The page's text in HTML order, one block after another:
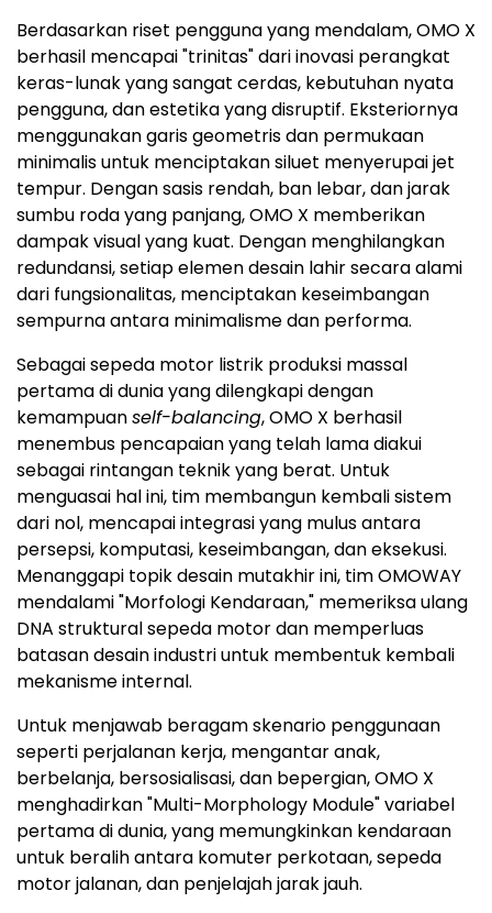
Berdasarkan riset pengguna yang mendalam, OMO X
berhasil mencapai "trinitas" dari inovasi perangkat
keras-lunak yang sangat cerdas, kebutuhan nyata
pengguna, dan estetika yang disruptif. Eksteriornya
menggunakan garis geometris dan permukaan
minimalis untuk menciptakan siluet menyerupai jet
tempur. Dengan sasis rendah, ban lebar, dan jarak
sumbu roda yang panjang, OMO X memberikan
dampak visual yang kuat. Dengan menghilangkan
redundansi, setiap elemen desain lahir secara alami
dari fungsionalitas, menciptakan keseimbangan
sempurna antara minimalisme dan performa.
Sebagai sepeda motor listrik produksi massal
pertama di dunia yang dilengkapi dengan
kemampuanself-balancing, OMO X berhasil
menembus pencapaian yang telah lama diakui
sebagai rintangan teknik yang berat. Untuk
menguasai hal ini, tim membangun kembali sistem
dari nol, mencapai integrasi yang mulus antara
persepsi, komputasi, keseimbangan, dan eksekusi.
Menanggapi topik desain mutakhir ini, tim OMOWAY
mendalami "Morfologi Kendaraan," memeriksa ulang
DNA struktural sepeda motor dan memperluas
batasan desain industri untuk membentuk kembali
mekanisme internal.
Untuk menjawab beragam skenario penggunaan
seperti perjalanan kerja, mengantar anak,
berbelanja, bersosialisasi, dan bepergian, OMO X
menghadirkan "Multi-Morphology Module" variabel
pertama di dunia, yang memungkinkan kendaraan
untuk beralih antara komuter perkotaan, sepeda
motor jalanan, dan penjelajah jarak jauh.